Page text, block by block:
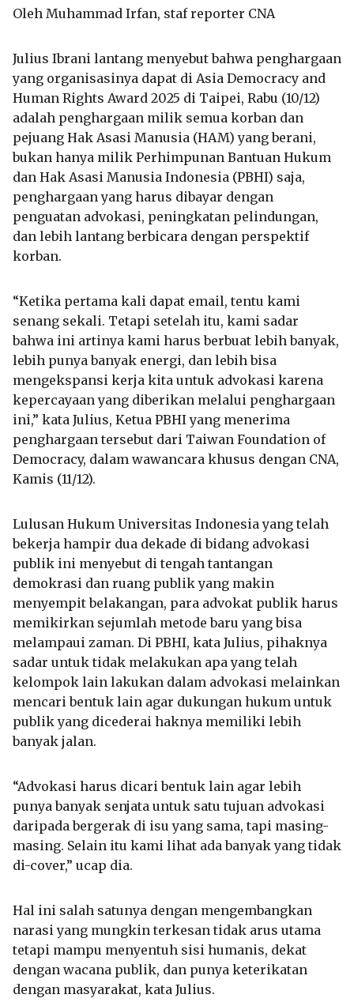
Oleh Muhammad Irfan, staf reporter CNA
Julius Ibrani lantang menyebut bahwa penghargaan
yang organisasinya dapat di Asia Democracy and
Human Rights Award 2025 di Taipei, Rabu (10/12)
adalah penghargaan milik semua korban dan
pejuang Hak Asasi Manusia (HAM) yang berani,
bukan hanya milik Perhimpunan Bantuan Hukum
dan Hak Asasi Manusia Indonesia (PBHI) saja,
penghargaan yang harus dibayar dengan
penguatan advokasi, peningkatan pelindungan,
dan lebih lantang berbicara dengan perspektif
korban.
“Ketika pertama kali dapat email, tentu kami
senang sekali. Tetapi setelah itu, kami sadar
bahwa ini artinya kami harus berbuat lebih banyak,
lebih punya banyak energi, dan lebih bisa
mengekspansi kerja kita untuk advokasi karena
kepercayaan yang diberikan melalui penghargaan
ini,” kata Julius, Ketua PBHI yang menerima
penghargaan tersebut dari Taiwan Foundation of
Democracy, dalam wawancara khusus dengan CNA,
Kamis (11/12).
Lulusan Hukum Universitas Indonesia yang telah
bekerja hampir dua dekade di bidang advokasi
publik ini menyebut di tengah tantangan
demokrasi dan ruang publik yang makin
menyempit belakangan, para advokat publik harus
memikirkan sejumlah metode baru yang bisa
melampaui zaman. Di PBHI, kata Julius, pihaknya
sadar untuk tidak melakukan apa yang telah
kelompok lain lakukan dalam advokasi melainkan
mencari bentuk lain agar dukungan hukum untuk
publik yang dicederai haknya memiliki lebih
banyak jalan.
“Advokasi harus dicari bentuk lain agar lebih
punya banyak senjata untuk satu tujuan advokasi
daripada bergerak di isu yang sama, tapi masing-
masing. Selain itu kami lihat ada banyak yang tidak
di-cover,” ucap dia.
Hal ini salah satunya dengan mengembangkan
narasi yang mungkin terkesan tidak arus utama
tetapi mampu menyentuh sisi humanis, dekat
dengan wacana publik, dan punya keterikatan
dengan masyarakat, kata Julius.